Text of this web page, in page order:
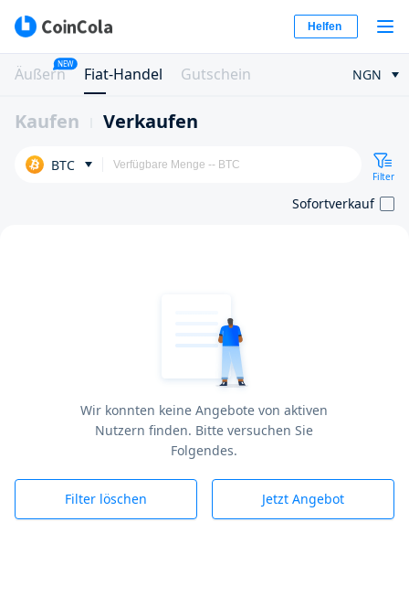
Helfen
Äußern
NEW
Fiat-Handel Gutschein NGN
Kaufen Verkaufen
BTC
Filter
Sofortverkauf
Wir konnten keine Angebote von aktiven
Nutzern finden. Bitte versuchen Sie
Folgendes.
Filter löschen Jetzt Angebot